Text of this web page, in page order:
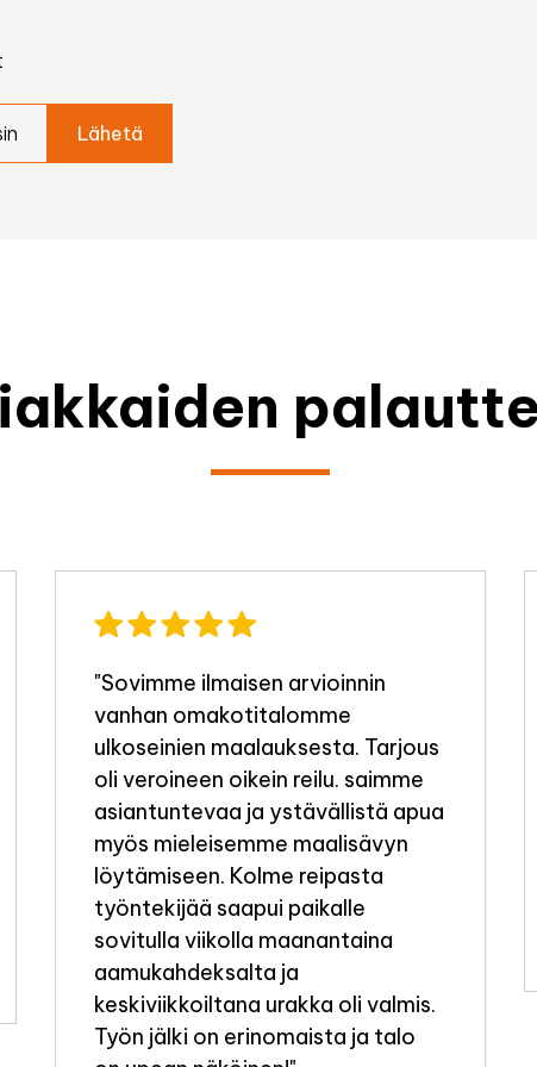
"Sovimme ilmaisen arvioinnin
vanhan omakotitalomme
ulkoseinien maalauksesta. Tarjous
oli veroineen oikein reilu. saimme
asiantuntevaa ja ystävällistä apua
myös mieleisemme maalisävyn
löytämiseen. Kolme reipasta
työntekijää saapui paikalle
sovitulla viikolla maanantaina
aamukahdeksalta ja
keskiviikkoiltana urakka oli valmis.
Työn jälki on erinomaista ja talo